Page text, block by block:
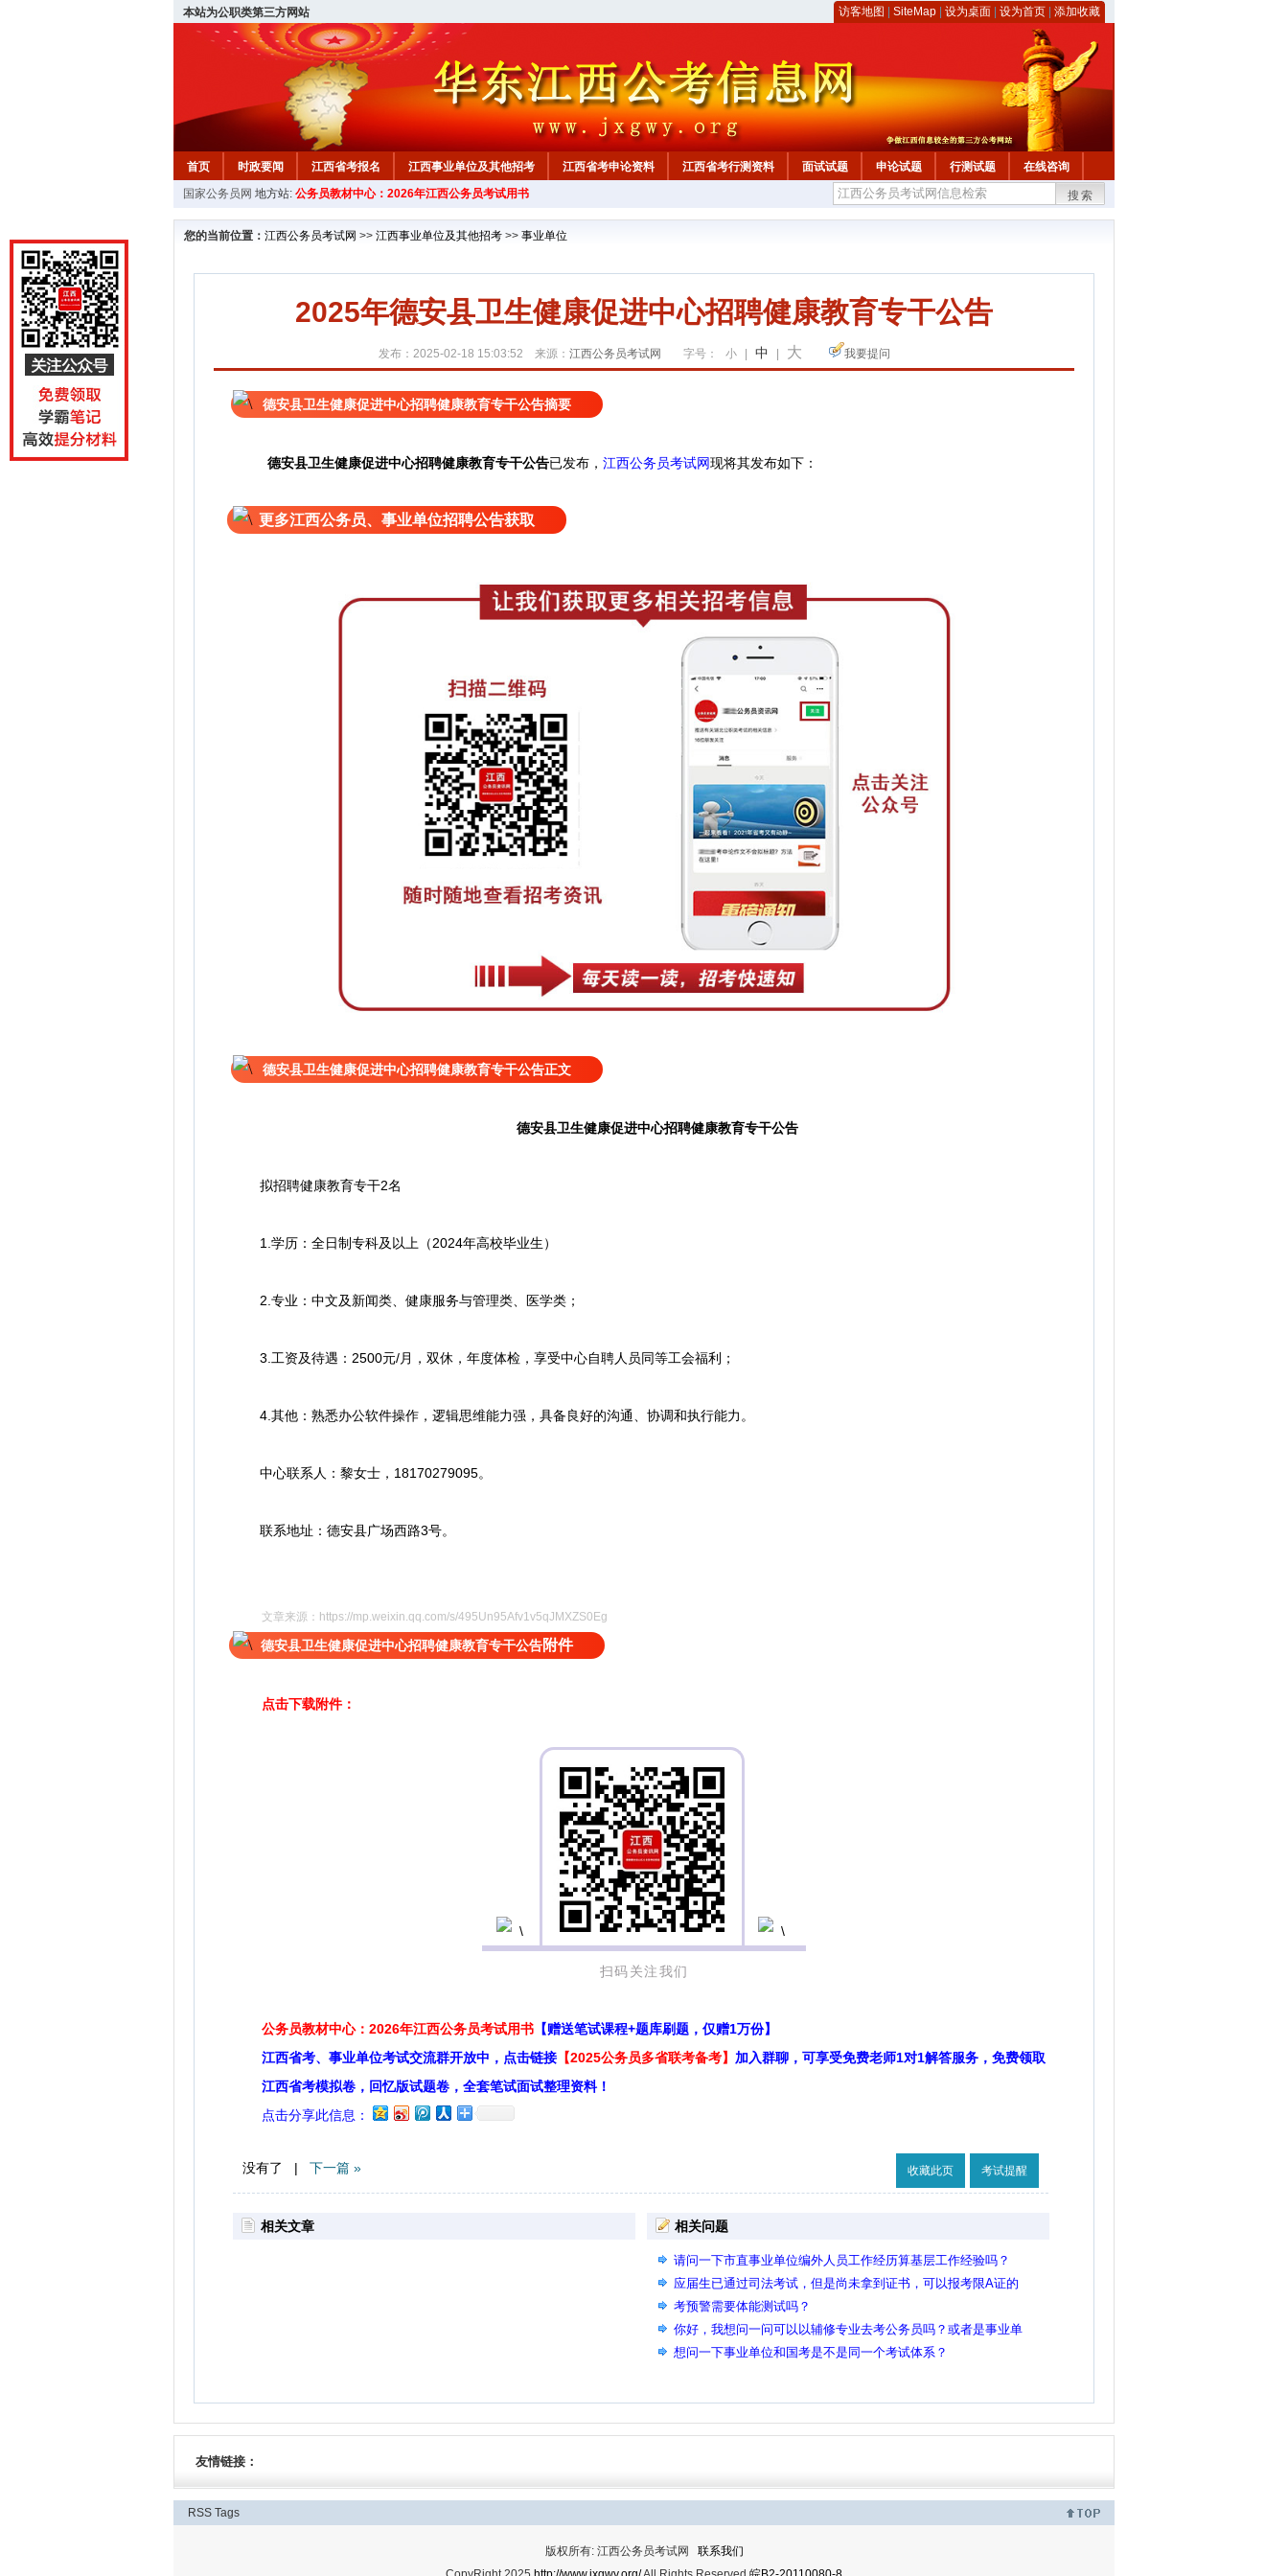
本站为公职类第三方网站 访客地图 SiteMap 设为桌面 设为首页 添加收藏
首页 时政要闻 江西省考报名 江西事业单位及其他招考 江西省考申论资料 江西省考行测资料 面试试题 申论试题 行测试题 在线咨询
教材中心
国家公务员网 地方站: 公务员教材中心：2026年江西公务员考试用书 搜索
您的当前位置： 江西公务员考试网 >> 江西事业单位及其他招考 >> 事业单位
2025年德安县卫生健康促进中心招聘健康教育专干公告
发布：2025-02-18 15:03:52 来源： 江西公务员考试网 字号： 小 中 大 我要提问
德安县卫生健康促进中心招聘健康教育专干公告摘要
德安县卫生健康促进中心招聘健康教育专干公告已发布， 江西公务员考试网现将其发布如下：
更多江西公务员、事业单位招聘公告获取
德安县卫生健康促进中心招聘健康教育专干公告正文
德安县卫生健康促进中心招聘健康教育专干公告
拟招聘健康教育专干2名
1.学历：全日制专科及以上（2024年高校毕业生）
2.专业：中文及新闻类、健康服务与管理类、医学类；
3.工资及待遇：2500元/月，双休，年度体检，享受中心自聘人员同等工会福利；
4.其他：熟悉办公软件操作，逻辑思维能力强，具备良好的沟通、协调和执行能力。
中心联系人：黎女士，18170279095。
联系地址：德安县广场西路3号。
文章来源： https://mp.weixin.qq.com/s/495Un95Afv1v5qJMXZS0Eg
德安县卫生健康促进中心招聘健康教育专干公告附件
点击下载附件：
扫码关注我们
公务员教材中心：2026年江西公务员考试用书 【赠送笔试课程+题库刷题，仅赠1万份】
江西省考、事业单位考试交流群开放中，点击链接 【2025公务员多省联考备考】 加入群聊，可享受免费老师1对1解答服务，免费领取
江西省考模拟卷，回忆版试题卷，全套笔试面试整理资料！
点击分享此信息：
没有了 | 下一篇 » 收藏此页 考试提醒
相关文章 相关问题
请问一下市直事业单位编外人员工作经历算基层工作经验吗？
应届生已通过司法考试，但是尚未拿到证书，可以报考限A证的
岗位吗
考预警需要体能测试吗？
你好，我想问一问可以以辅修专业去考公务员吗？或者是事业单
位？
想问一下事业单位和国考是不是同一个考试体系？
友情链接：
RSS Tags
版权所有: 江西公务员考试网 联系我们